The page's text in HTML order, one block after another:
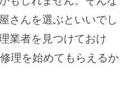
さんを選ぶといいでし
業者を見つけておけ
理を始めてもらえるか